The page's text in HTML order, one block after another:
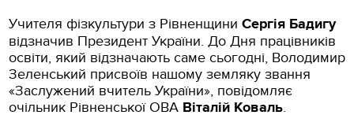
Учителя фізкультури з РівненщиниСергія Бадигу
відзначив Президент України. До Дня працівників
освіти, який відзначають саме сьогодні, Володимир
Зеленський присвоїв нашому земляку звання
«Заслужений вчитель України», повідомляє
очільник Рівненської ОВА Віталій Коваль.